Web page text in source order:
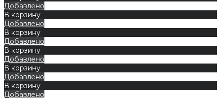
Добавлено
В корзину
Добавлено
В корзину
Добавлено
В корзину
Добавлено
В корзину
Добавлено
В корзину
Добавлено